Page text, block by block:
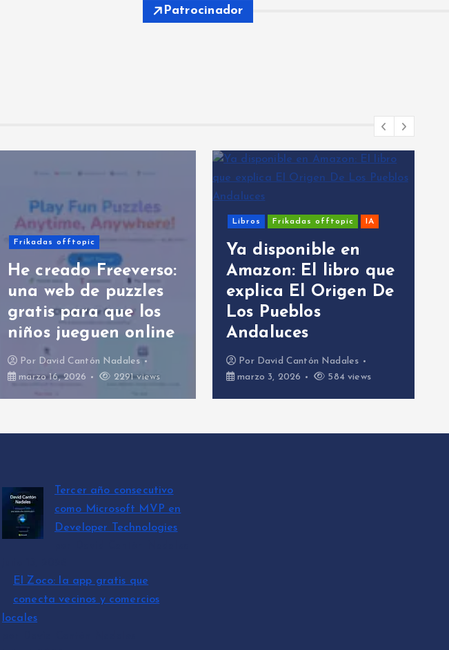
Patrocinador
Frikadas offtopic
He creado Freeverso:
una web de puzzles
gratis para que los
niños jueguen online
Por David Cantón Nadales
marzo 16, 2026
2291 views
Libros Frikadas offtopic IA
Ya disponible en
Amazon: El libro que
explica El Origen De
Los Pueblos
Andaluces
Por David Cantón Nadales
marzo 3, 2026
584 views
Tercer año consecutivo
como Microsoft MVP en
Developer Technologies
El Zoco: la app gratis que
conecta vecinos y comercios
locales